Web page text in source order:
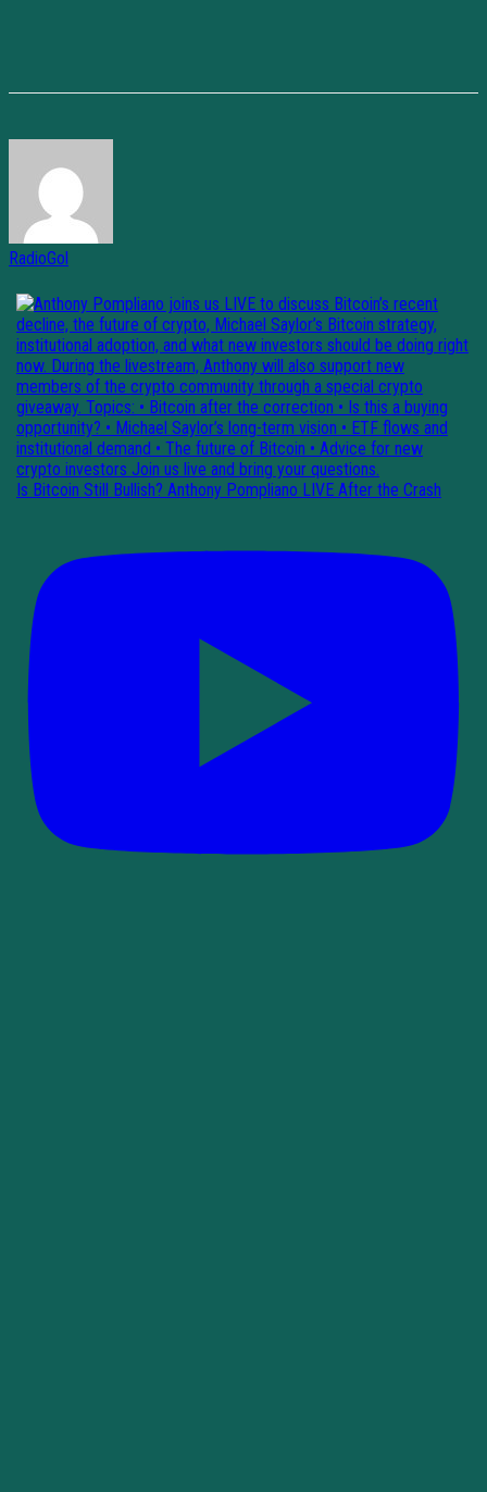
RadioGol
Is Bitcoin Still Bullish? Anthony Pompliano LIVE After the Crash